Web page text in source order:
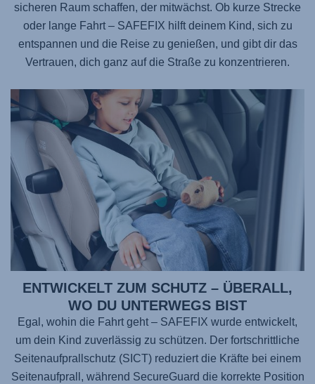
sicheren Raum schaffen, der mitwächst. Ob kurze Strecke
oder lange Fahrt – SAFEFIX hilft deinem Kind, sich zu
entspannen und die Reise zu genießen, und gibt dir das
Vertrauen, dich ganz auf die Straße zu konzentrieren.
ENTWICKELT ZUM SCHUTZ – ÜBERALL,
WO DU UNTERWEGS BIST
Egal, wohin die Fahrt geht – SAFEFIX wurde entwickelt,
um dein Kind zuverlässig zu schützen. Der fortschrittliche
Seitenaufprallschutz (SICT) reduziert die Kräfte bei einem
Seitenaufprall, während SecureGuard die korrekte Position